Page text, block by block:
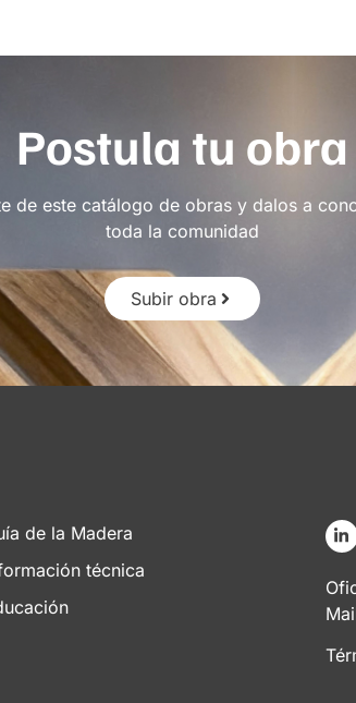
Postula tu obra
de este catálogo de obras y dalos a
toda la comunidad
Subir obra
de la Madera
técnica